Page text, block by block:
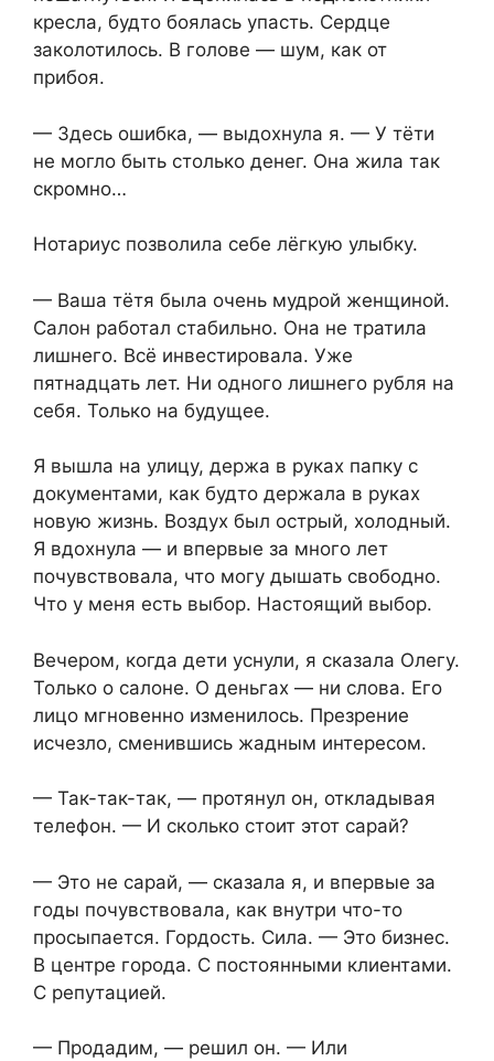
кресла, будто боялась упасть. Сердце
заколотилось. В голове — шум, как от
прибоя.
— Здесь ошибка, — выдохнула я. — У тёти
не могло быть столько денег. Она жила так
скромно…
Нотариус позволила себе лёгкую улыбку.
— Ваша тётя была очень мудрой женщиной.
Салон работал стабильно. Она не тратила
лишнего. Всё инвестировала. Уже
пятнадцать лет. Ни одного лишнего рубля на
себя. Только на будущее.
Я вышла на улицу, держа в руках папку с
документами, как будто держала в руках
новую жизнь. Воздух был острый, холодный.
Я вдохнула — и впервые за много лет
почувствовала, что могу дышать свободно.
Что у меня есть выбор. Настоящий выбор.
Вечером, когда дети уснули, я сказала Олегу.
Только о салоне. О деньгах — ни слова. Его
лицо мгновенно изменилось. Презрение
исчезло, сменившись жадным интересом.
— Так-так-так, — протянул он, откладывая
телефон. — И сколько стоит этот сарай?
— Это не сарай, — сказала я, и впервые за
годы почувствовала, как внутри что-то
просыпается. Гордость. Сила. — Это бизнес.
В центре города. С постоянными клиентами.
С репутацией.
— Продадим, — решил он. — Или